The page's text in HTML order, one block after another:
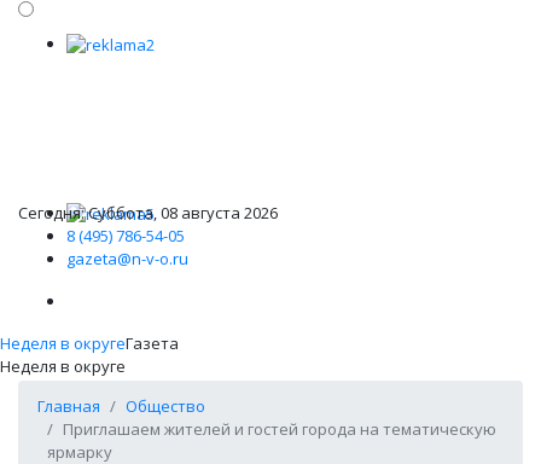
Сегодня: Суббота, 08 августа 2026
8 (495) 786-54-05
gazeta@n-v-o.ru
Неделя в округеГазета
Неделя в округе
Главная
Общество
Приглашаем жителей и гостей города на тематическую
ярмарку